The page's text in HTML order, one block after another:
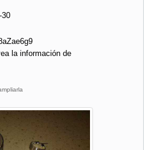
30
la información de